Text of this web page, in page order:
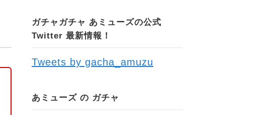
ガチャガチャ あミューズの公式
Twitter 最新情報！
Tweets by gacha_amuzu
あミューズ の ガチャ